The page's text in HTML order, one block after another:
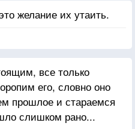
желание их утаить.
все только
его, словно оно
прошлое и стараемся
слишком рано...